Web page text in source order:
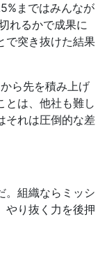
まではみんなが
れるかで成果に
で突き抜けた結果
ら先を積み上げ
とは、他社も難し
それは圧倒的な差
。組織ならミッシ
やり抜く力を後押